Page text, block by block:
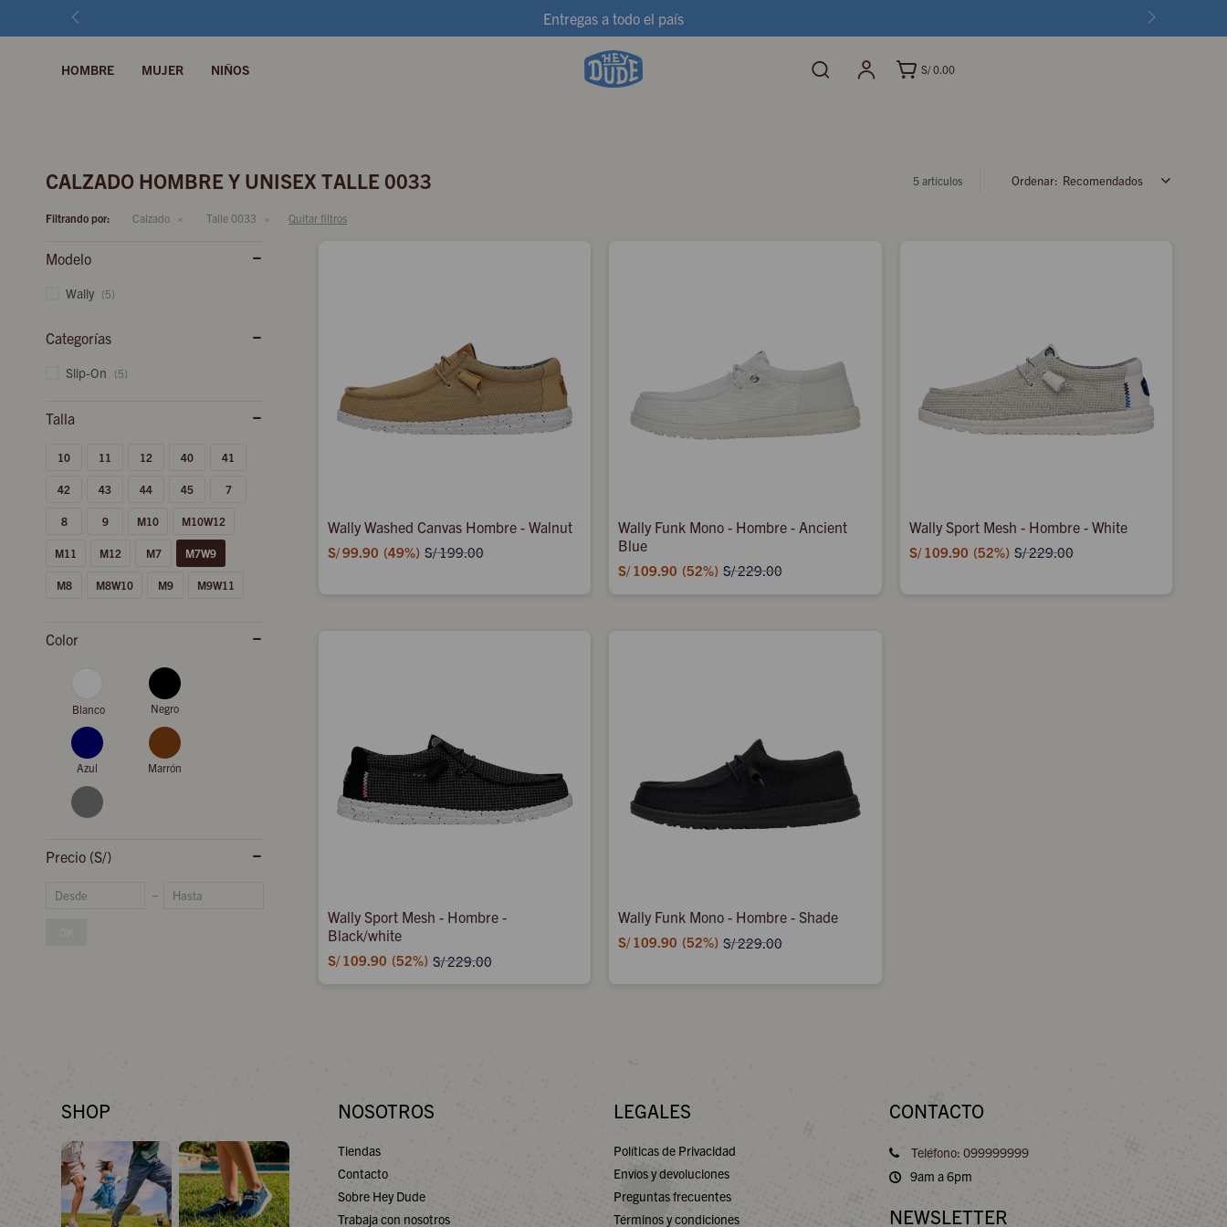
Entregas a todo el país
HOMBRE MUJER NIÑOS S/ 0.00
CALZADO HOMBRE Y UNISEX TALLE 0033 5 artículos Recomendados
Filtrando por: Calzado Talle 0033 Quitar filtros
Wally Washed Canvas Hombre - Walnut
S/99.90 49 S/199.00
Wally Funk Mono - Hombre - Ancient
Blue
S/ 109.90 52 S/229.00
Wally Sport Mesh - Hombre - White
S/ 109.90 52 S/229.00
Wally Sport Mesh - Hombre -
Black/white
S/ 109.90 52 S/229.00
Wally Funk Mono - Hombre - Shade
S/ 109.90 52 S/229.00
Categorías
Slip-On (5)
10 11 12 40 41
42 43 44 45 7
8 9 M10 M10W12
M11 M12 M7 M7W9
M8 M8W10 M9 M9W11
Precio (S/)
Color
Blanco Negro
Azul Marrón
Modelo
Wally (5)
SHOP NOSOTROS
Tiendas
Contacto
Sobre Hey Dude
Trabaja con nosotros
LEGALES
Políticas de Privacidad
Envíos y devoluciones
Preguntas frecuentes
Términos y condiciones
CONTACTO
Teléfono: 099999999
9am a 6pm
NEWSLETTER